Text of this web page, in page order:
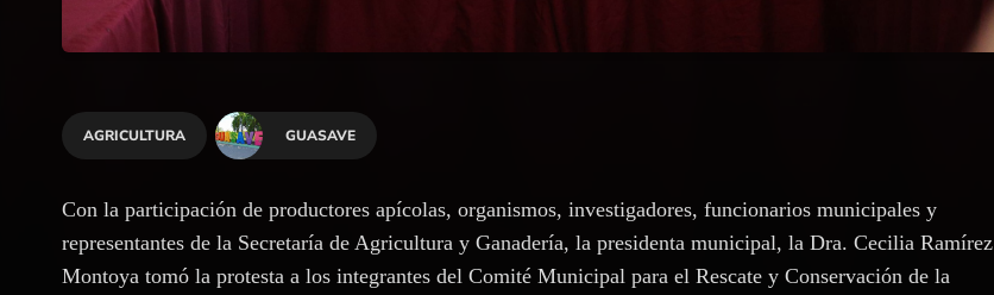
AGRICULTURA GUASAVE
Con la participación de productores apícolas, organismos, investigadores, funcionarios municipales y
representantes de la Secretaría de Agricultura y Ganadería, la presidenta municipal, la Dra. Cecilia Ramírez
Montoya tomó la protesta a los integrantes del Comité Municipal para el Rescate y Conservación de la